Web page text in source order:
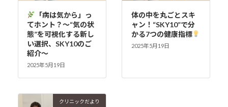
「病は気から」っ
てホント？～“気の状
態”を可視化する新し
い選択、SKY10のご
紹介～
2025年5月19日
体の中を丸ごとスキ
ャン！“SKY10”で分
かる7つの健康指標
2025年5月19日
クリニックだより